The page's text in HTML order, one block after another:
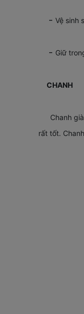
- Vệ sinh
- Giữ
CHANH
Chanh
rất tốt.